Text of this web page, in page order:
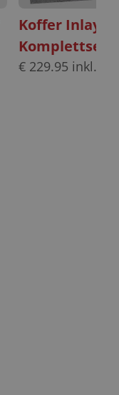
Koffer
Komplettset
€ 229.95 inkl.